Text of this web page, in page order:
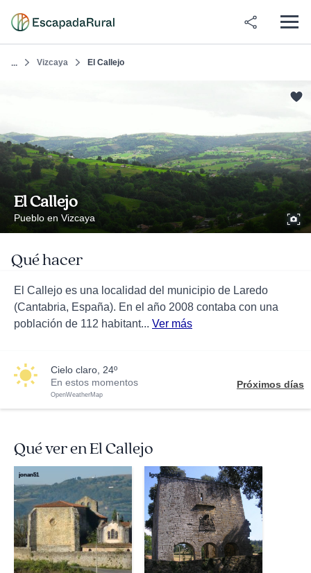
... Vizcaya El Callejo
El Callejo
Pueblo en Vizcaya
Qué hacer
El Callejo es una localidad del municipio de Laredo
(Cantabria, España). En el año 2008 contaba con una
población de 112 habitant... Ver más
cielo claro, 24º
En estos momentos
OpenWeatherMap
Próximos días
Qué ver en El Callejo
jonan51 Igor Bikandi